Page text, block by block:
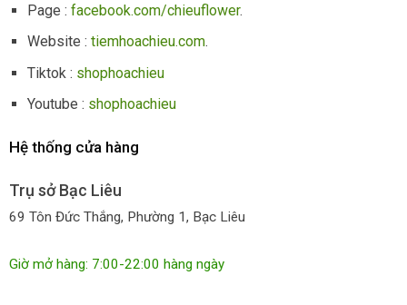
Page :facebook.com/chieuflower.
Website :tiemhoachieu.com.
Tiktok : shophoachieu
Youtube : shophoachieu
Hệ thống cửa hàng
Trụ sở Bạc Liêu
69 Tôn Đức Thắng, Phường 1, Bạc Liêu
Giờ mở hàng: 7:00-22:00 hàng ngày